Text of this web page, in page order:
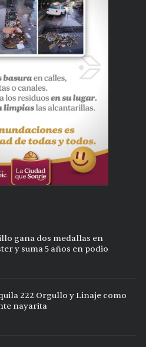
gana dos medallas en
y suma 5 años en podio
222 Orgullo y Linaje como
nayarita